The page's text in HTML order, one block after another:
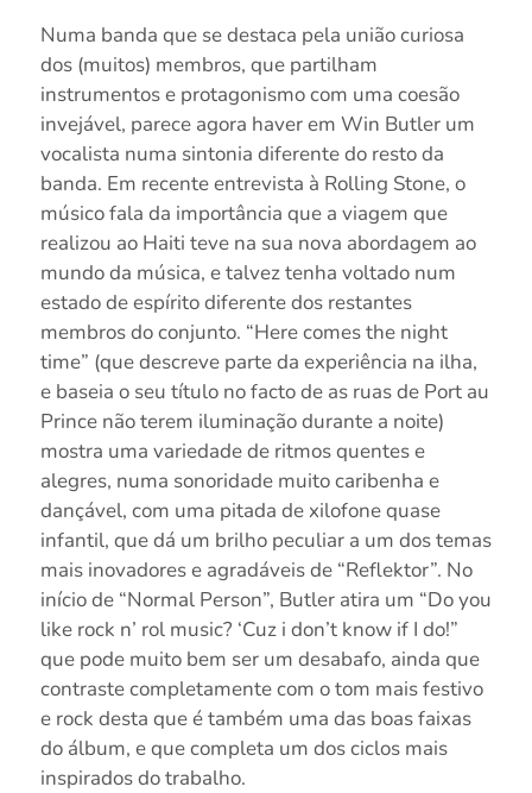
Numa banda que se destaca pela união curiosa
dos (muitos) membros, que partilham
instrumentos e protagonismo com uma coesão
invejável, parece agora haver em Win Butler um
vocalista numa sintonia diferente do resto da
banda. Em recente entrevista à Rolling Stone, o
músico fala da importância que a viagem que
realizou ao Haiti teve na sua nova abordagem ao
mundo da música, e talvez tenha voltado num
estado de espírito diferente dos restantes
membros do conjunto. “Here comes the night
time” (que descreve parte da experiência na ilha,
e baseia o seu título no facto de as ruas de Port au
Prince não terem iluminação durante a noite)
mostra uma variedade de ritmos quentes e
alegres, numa sonoridade muito caribenha e
dançável, com uma pitada de xilofone quase
infantil, que dá um brilho peculiar a um dos temas
mais inovadores e agradáveis de “Reflektor”. No
início de “Normal Person”, Butler atira um “Do you
like rock n’ rol music? ‘Cuz i don’t know if I do!”
que pode muito bem ser um desabafo, ainda que
contraste completamente com o tom mais festivo
e rock desta que é também uma das boas faixas
do álbum, e que completa um dos ciclos mais
inspirados do trabalho.